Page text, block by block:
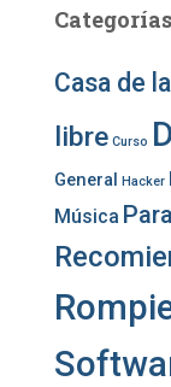
Categorías
Casa de
libre Curso
General Hacker
Música